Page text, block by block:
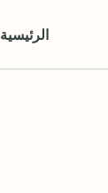
الرئيسية